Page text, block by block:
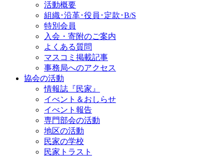
活動概要
組織･沿革･役員･定款･B/S
特別会員
入会・寄附のご案内
よくある質問
マスコミ掲載記事
事務局へのアクセス
協会の活動
情報誌『民家』
イべント＆おしらせ
イべント報告
専門部会の活動
地区の活動
民家の学校
民家トラスト